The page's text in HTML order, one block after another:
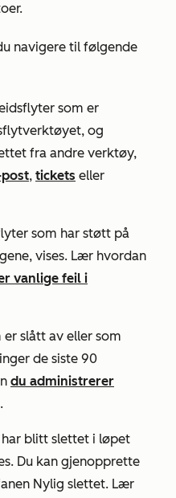
navigere til følgende
som er
og
fra andre verktøy,
, tickets eller
som har støtt på
vises. Lær hvordan
vanlige feil i
slått av eller som
de siste 90
du administrerer
.
blitt slettet i løpet
Du kan gjenopprette
Nylig slettet. Lær